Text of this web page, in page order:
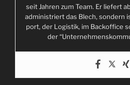
coll­
ect
meta­
all
seit Jah­ren zum Team. Er lie­fert
admi­nis­triert das Blech, son­dern
port, der Logis­tik, im Back­of­fice
der